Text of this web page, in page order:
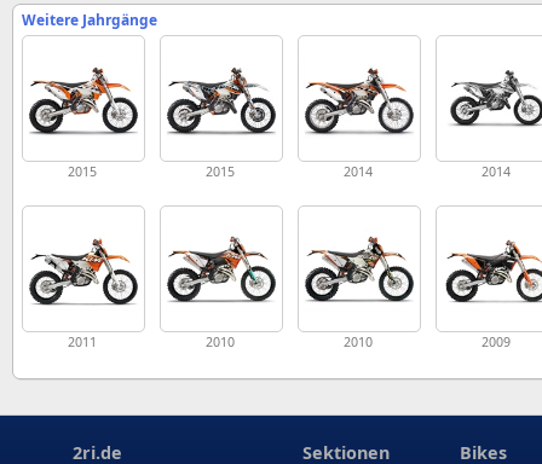
Weitere Jahrgänge
2015 2015 2014 2014
2011 2010 2010 2009
2ri.de Sektionen Bikes